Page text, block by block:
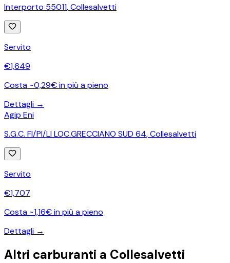
Interporto 55011,Collesalvetti
Servito
€1,649
Costa ~0,29€ in più a pieno
Dettagli →
Agip Eni
S.G.C. FI/PI/LI LOC.GRECCIANO SUD 64,Collesalvetti
Servito
€1,707
Costa ~1,16€ in più a pieno
Dettagli →
Altri carburanti a Collesalvetti